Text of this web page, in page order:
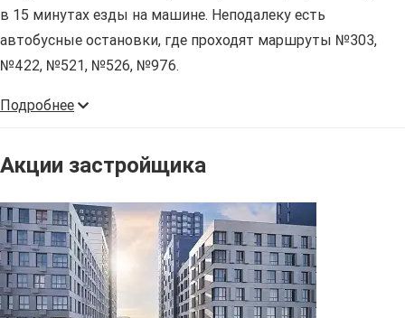
в 15 минутах езды на машине. Неподалеку есть
автобусные остановки, где проходят маршруты №303,
№422, №521, №526, №976.
Подробнее
Акции застройщика